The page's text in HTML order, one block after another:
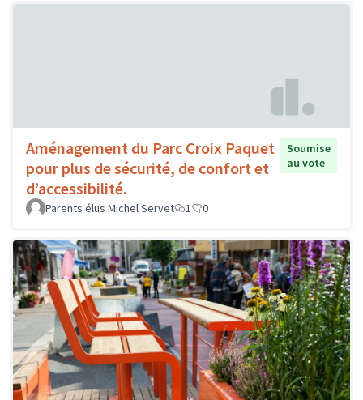
Aménagement du Parc Croix Paquet
pour plus de sécurité, de confort et
d’accessibilité.
Soumise
au vote
Parents élus Michel Servet 1 0